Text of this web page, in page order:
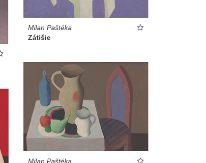
Milan Paštéka
Zátišie
Milan Paštéka